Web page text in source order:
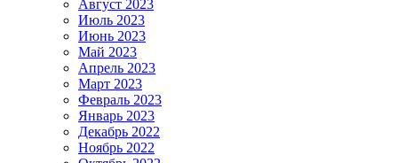
Август 2023
Июль 2023
Июнь 2023
Май 2023
Апрель 2023
Март 2023
Февраль 2023
Январь 2023
Декабрь 2022
Ноябрь 2022